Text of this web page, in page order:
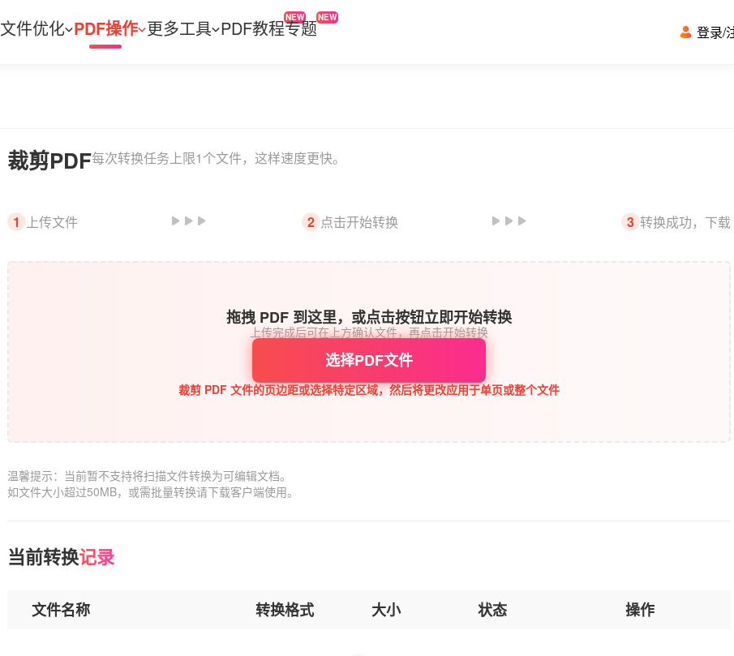
文件优化 PDF操作 更多工具 PDF教程NEW
专题NEW
登录/
裁剪PDF每次转换任务上限1个文件，这样速度更快。
1 上传文件 2 点击开始转换 3 转换成功，下载
拖拽 PDF 到这里，或点击按钮立即开始转换
上传完成后可在上方确认文件，再点击开始转换
选择PDF文件
裁剪 PDF 文件的页边距或选择特定区域，然后将更改应用于单页或整个文件
温馨提示：当前暂不支持将扫描文件转换为可编辑文档。
如文件大小超过50MB，或需批量转换请下载客户端使用。
当前转换记录
文件名称 转换格式 大小 状态 操作